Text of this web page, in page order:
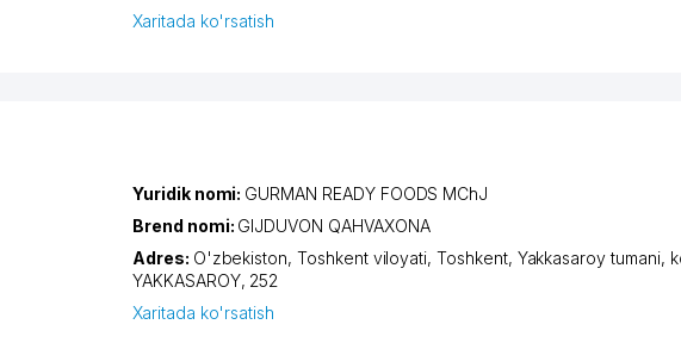
Xaritada ko'rsatish
Yuridik nomi: GURMAN READY FOODS MChJ
Brend nomi: GIJDUVON QAHVAXONA
Adres: O'zbekiston,Toshkent viloyati,Toshkent, Yakkasaroy tumani,
YAKKASAROY, 252
Xaritada ko'rsatish